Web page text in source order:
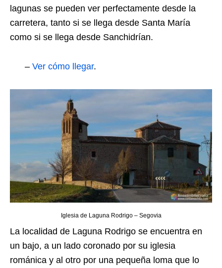
lagunas se pueden ver perfectamente desde la
carretera, tanto si se llega desde Santa María
como si se llega desde Sanchidrían.
– Ver cómo llegar.
Iglesia de Laguna Rodrigo – Segovia
La localidad de Laguna Rodrigo se encuentra en
un bajo, a un lado coronado por su iglesia
románica y al otro por una pequeña loma que lo